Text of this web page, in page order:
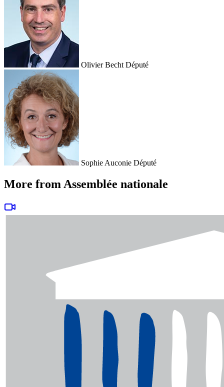
Olivier Becht Député
Sophie Auconie Député
More from Assemblée nationale